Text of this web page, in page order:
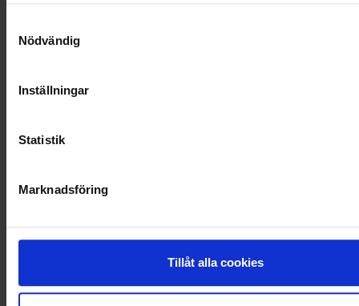
Nödvändig
Inställningar
Statistik
Marknadsföring
Tillåt alla cookies
SAMARBETEN
SOCIALT ANSVAR